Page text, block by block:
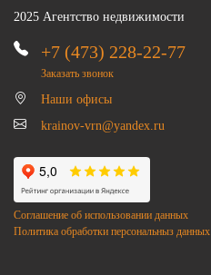
2025 Агентство недвижимости
+7 (473) 228-22-77
Заказать звонок
Наши офисы
krainov-vrn@yandex.ru
Соглашение об использовании данных
Политика обработки персональныз данных